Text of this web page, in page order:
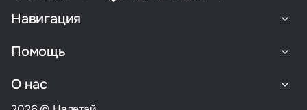
Навигация
Помощь
О нас